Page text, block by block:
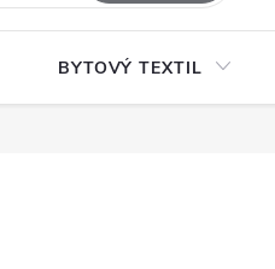
BYTOVÝ TEXTIL